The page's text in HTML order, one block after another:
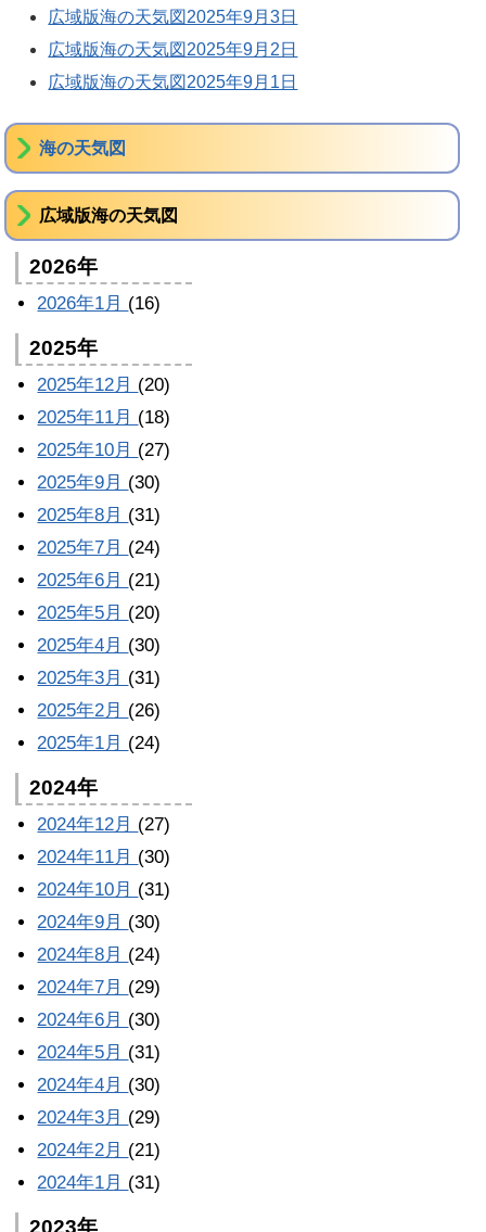
広域版海の天気図2025年9月3日
広域版海の天気図2025年9月2日
広域版海の天気図2025年9月1日
海の天気図
広域版海の天気図
2026年
2026年1月 (16)
2025年
2025年12月 (20)
2025年11月 (18)
2025年10月 (27)
2025年9月 (30)
2025年8月 (31)
2025年7月 (24)
2025年6月 (21)
2025年5月 (20)
2025年4月 (30)
2025年3月 (31)
2025年2月 (26)
2025年1月 (24)
2024年
2024年12月 (27)
2024年11月 (30)
2024年10月 (31)
2024年9月 (30)
2024年8月 (24)
2024年7月 (29)
2024年6月 (30)
2024年5月 (31)
2024年4月 (30)
2024年3月 (29)
2024年2月 (21)
2024年1月 (31)
2023年